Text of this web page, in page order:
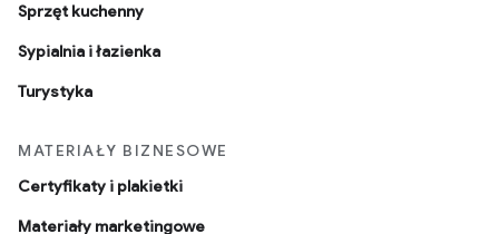
Sprzęt kuchenny
Sypialnia i łazienka
Turystyka
MATERIAŁY BIZNESOWE
Certyfikaty i plakietki
Materiały marketingowe